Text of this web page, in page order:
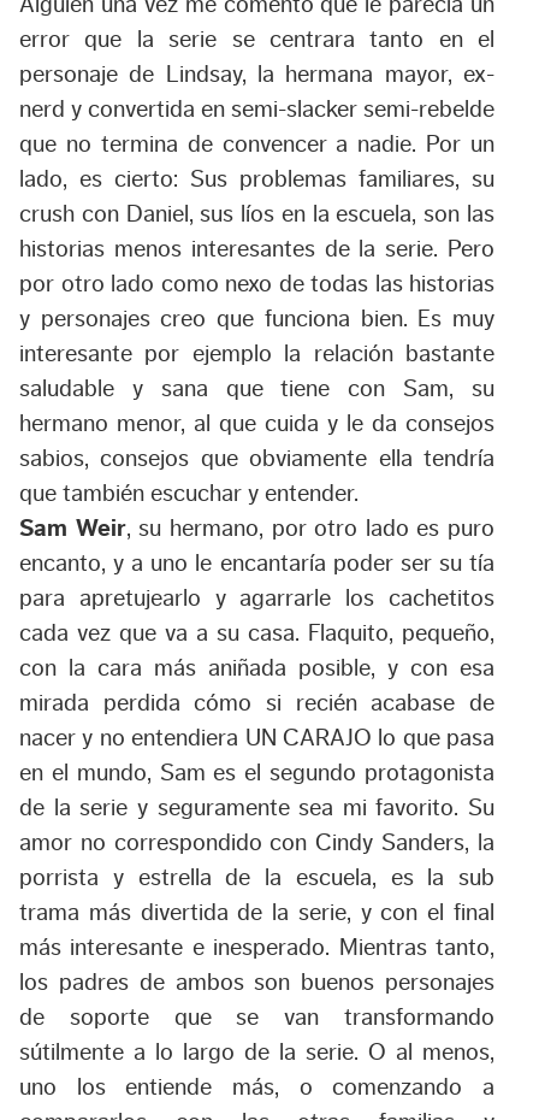
Alguien una vez me comentó que le parecía un
error que la serie se centrara tanto en el
personaje de Lindsay, la hermana mayor, ex-
nerd y convertida en semi-slacker semi-rebelde
que no termina de convencer a nadie. Por un
lado, es cierto: Sus problemas familiares, su
crush con Daniel, sus líos en la escuela, son las
historias menos interesantes de la serie. Pero
por otro lado como nexo de todas las historias
y personajes creo que funciona bien. Es muy
interesante por ejemplo la relación bastante
saludable y sana que tiene con Sam, su
hermano menor, al que cuida y le da consejos
sabios, consejos que obviamente ella tendría
que también escuchar y entender.
Sam Weir, su hermano, por otro lado es puro
encanto, y a uno le encantaría poder ser su tía
para apretujearlo y agarrarle los cachetitos
cada vez que va a su casa. Flaquito, pequeño,
con la cara más aniñada posible, y con esa
mirada perdida cómo si recién acabase de
nacer y no entendiera UN CARAJO lo que pasa
en el mundo, Sam es el segundo protagonista
de la serie y seguramente sea mi favorito. Su
amor no correspondido con Cindy Sanders, la
porrista y estrella de la escuela, es la sub
trama más divertida de la serie, y con el final
más interesante e inesperado. Mientras tanto,
los padres de ambos son buenos personajes
de soporte que se van transformando
sútilmente a lo largo de la serie. O al menos,
uno los entiende más, o comenzando a